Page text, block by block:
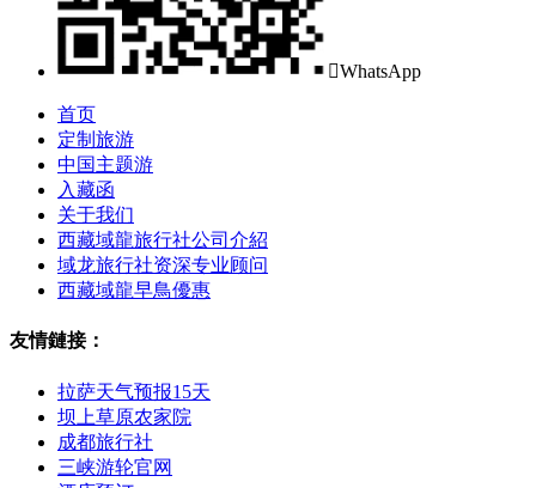
WhatsApp
首页
定制旅游
中国主题游
入藏函
关于我们
西藏域龍旅行社公司介紹
域龙旅行社资深专业顾问
西藏域龍早鳥優惠
友情鏈接：
拉萨天气预报15天
坝上草原农家院
成都旅行社
三峡游轮官网